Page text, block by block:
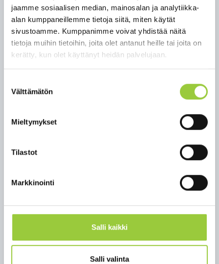
jaamme sosiaalisen median, mainosalan ja analytiikka-
alan kumppaneillemme tietoja siitä, miten käytät
sivustoamme. Kumppanimme voivat yhdistää näitä
tietoja muihin tietoihin, joita olet antanut heille tai joita on
kerätty, kun olet käyttänyt heidän palvelujaan.
valinta
Välttämätön
Mieltymykset
Tilastot
Markkinointi
Salli kaikki
Salli valinta
Väes­tön va­roit­ta­mi­ses­ta vas­taa toi­mi­val­tai­nen vi­
ra­no­mai­nen. Uh­kaa­vas­ta vaa­ras­ta voi­daan va­roit­
taa vaa­ra­tie­dot­teel­la ja/tai väes­tö­hä­lyt­ti­mil­lä.
Vaa­ra­tie­do­te jul­kais­taan ra­dios­sa ja 112 Suo­mi -so­
vel­luk­ses­sa se­kä tar­vit­taes­sa myös te­le­vi­sios­sa.
mer­kin, on suo­jau­dut­ta­va si­säl­le. Ylei­nen vaa­ra­
Vi­ra­no­mais­ten oh­jei­ta droo­ni­ha­vain­to­jen va­ral­le -
Lisätietoja medialle: Kainuun pelastusjohtaja Juha
Saario (040 671 9000)